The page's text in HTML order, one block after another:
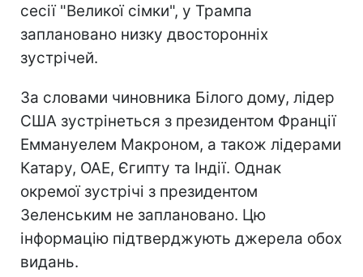
сесії "Великої сімки", у Трампа
заплановано низку двосторонніх
зустрічей.
За словами чиновника Білого дому, лідер
США зустрінеться з президентом Франції
Еммануелем Макроном, а також лідерами
Катару, ОАЕ, Єгипту та Індії. Однак
окремої зустрічі з президентом
Зеленським не заплановано. Цю
інформацію підтверджують джерела обох
видань.